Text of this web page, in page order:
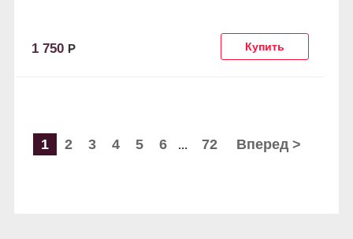
1 750 Р
1 2 3 4 5 6 ... 72 Вперед >